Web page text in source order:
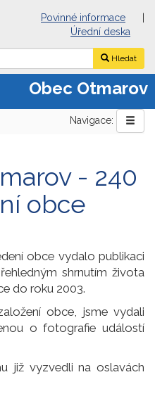
Povinné informace
Úřední deska
Hledat
Obec Otmarov
Navigace:
- 240
obce
obce vydalo publikaci
shrnutím života
do roku 2003.
obce, jsme vydali
o fotografie událostí
již vyzvedli na oslavách